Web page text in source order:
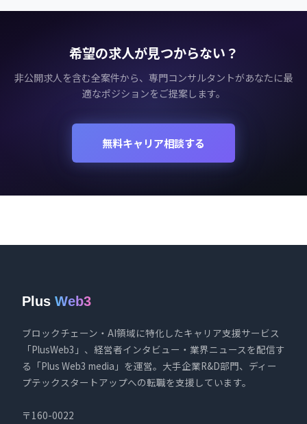
希望の求人が見つからない？
非公開求人を含む全案件から、専門コンサルタントがあなたに最
適なポジションをご提案します。
無料キャリア相談する
Plus Web3
ブロックチェーン・AI領域に特化したキャリア支援サービス
「PlusWeb3」、経営者インタビュー・業界ニュースを配信す
る「Plus Web3 media」を運営。大手企業R&D部門、ディー
プテックスタートアップへの転職を支援しています。
〒160-0022